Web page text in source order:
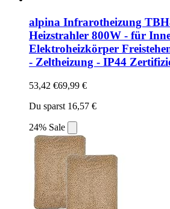
alpina Infrarotheizung
Heizstrahler 800W - für
Elektroheizkörper
- Zeltheizung - IP44
53,42 €69,99 €
Du sparst 16,57 €
24% Sale